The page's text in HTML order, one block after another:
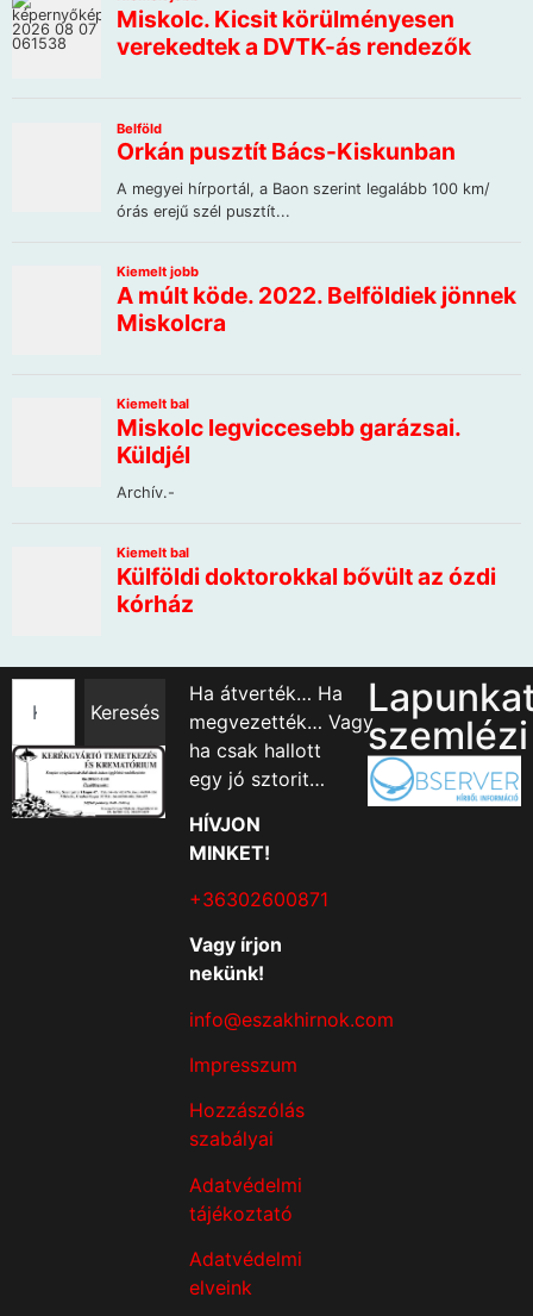
Keresés
Ha átverték… Ha
megvezették… Vagy
ha csak hallott
egy jó sztorit…
HÍVJON
MINKET!
+36302600871
Vagy írjon
nekünk!
info@eszakhirnok.com
Impresszum
Hozzászólás
szabályai
Adatvédelmi
tájékoztató
Adatvédelmi
elveink
szemlézi